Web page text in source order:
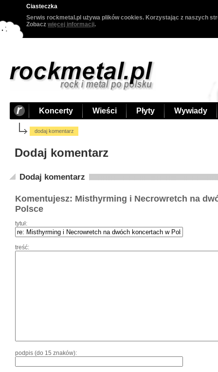
Ciasteczka
Serwis rockmetal.pl używa plików cookies. Korzystając z naszych
Zobacz więcej informacji.
Koncerty Wieści Płyty Wywiady
dodaj komentarz
Dodaj komentarz
Dodaj komentarz
Komentujesz: Misthyrming i Necrowretch na
Polsce
tytuł:
treść:
podpis (do 15 znaków):